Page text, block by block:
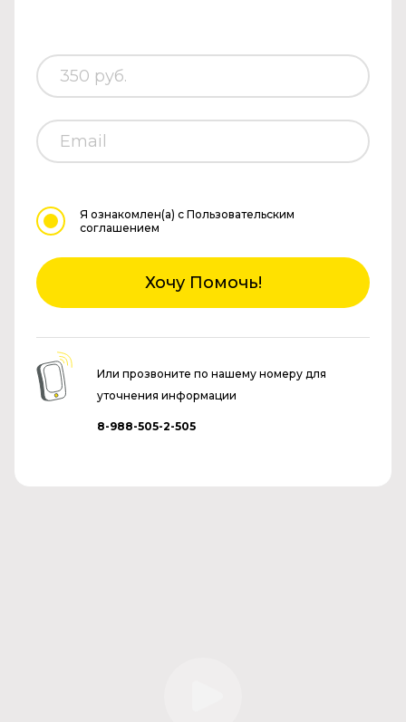
Я ознакомлен(а) с Пользовательским
соглашением
Хочу Помочь!
Или прозвоните по нашему номеру для
уточнения информации
8-988-505-2-505